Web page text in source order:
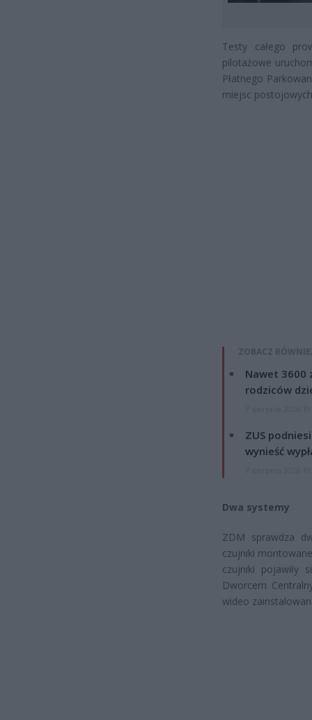
Testy całego
pilotażowe
Płatnego
miejsc
ZOBACZ
Nawet 3600
rodziców
ZUS
wynieść
Dwa systemy
ZDM sprawdza
czujniki
czujniki pojawiły
Dworcem
wideo